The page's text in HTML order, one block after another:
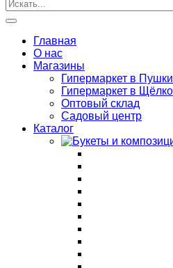
Главная
О нас
Магазины
Гипермаркет в
Гипермаркет в
Оптовый склад
Садовый центр
Каталог